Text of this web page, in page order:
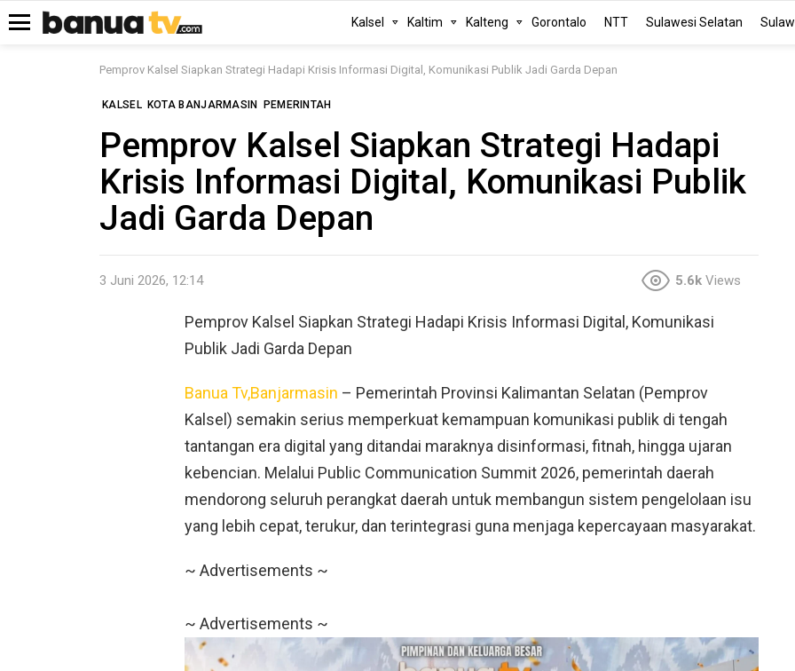
Kalsel Kaltim Kalteng Gorontalo NTT Sulawesi Selatan
Pemprov Kalsel Siapkan Strategi Hadapi Krisis Informasi Digital, Komunikasi Publik Jadi Garda Depan
KALSEL KOTA BANJARMASIN PEMERINTAH
Pemprov Kalsel Siapkan Strategi Hadapi
Krisis Informasi Digital, Komunikasi Publik
Jadi Garda Depan
3 Juni 2026, 12:14 5.6k Views
Pemprov Kalsel Siapkan Strategi Hadapi Krisis Informasi Digital, Komunikasi
Publik Jadi Garda Depan
Banua Tv,Banjarmasin – Pemerintah Provinsi Kalimantan Selatan (Pemprov
Kalsel) semakin serius memperkuat kemampuan komunikasi publik di tengah
tantangan era digital yang ditandai maraknya disinformasi, fitnah, hingga ujaran
kebencian. Melalui Public Communication Summit 2026, pemerintah daerah
mendorong seluruh perangkat daerah untuk membangun sistem pengelolaan isu
yang lebih cepat, terukur, dan terintegrasi guna menjaga kepercayaan masyarakat.
~ Advertisements ~
~ Advertisements ~